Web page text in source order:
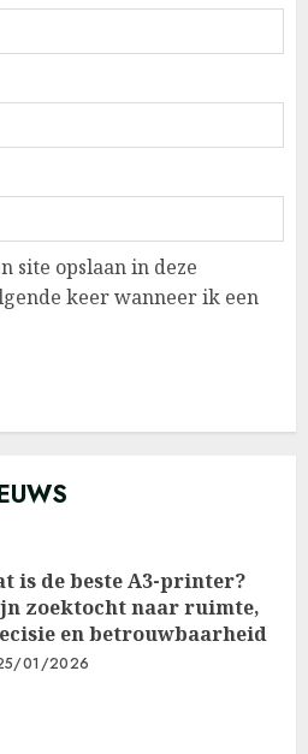
site opslaan in deze
keer wanneer ik een
is de beste A3-printer?
zoektocht naar ruimte,
en betrouwbaarheid
01/2026